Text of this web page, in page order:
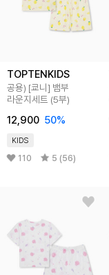
TOPTENKIDS
공용) [쿄니] 뱀부
라운지세트 (5부)
12,900 50%
KIDS
110 5 (56)